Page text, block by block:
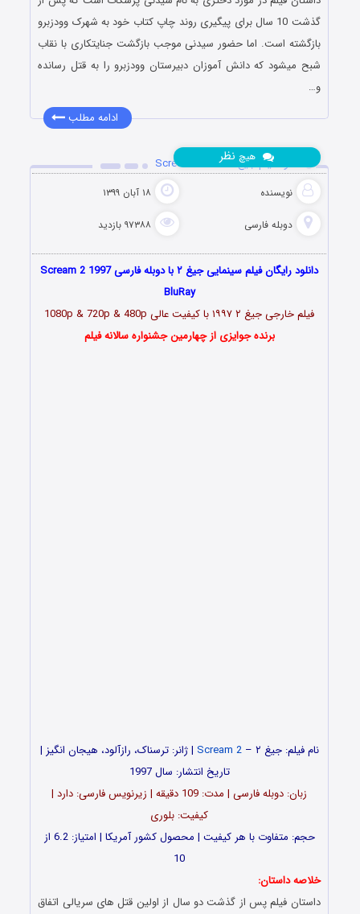
گذشت 10 سال برای پیگیری روند چاپ کتاب خود به شهرک وودزبرو
بازگشته است. اما حضور سیدنی موجب بازگشت جنایتکاری با نقاب
شبح میشود که دانش ‌آموزان دبیرستان وودزبرو را به قتل رسانده
و…
ادامه مطلب
دانلود فیلم جیغ ۲ Scream 2 1997
نویسنده ۱۸ آبان ۱۳۹۹
دوبله فارسی ۹۷۳۸۸ بازدید
هیچ نظر
دانلود رایگان فیلم سینمایی جیغ ۲ با دوبله فارسی Scream 2 1997
BluRay
فیلم خارجی جیغ ۲ ۱۹۹۷ با کیفیت عالی 1080p & 720p & 480p
برنده جوایزی از چهارمین جشنواره سالانه فیلم
نام فیلم: جیغ ۲ – Scream 2 | ژانر: ترسناک، رازآلود، هیجان انگیز |
تاریخ انتشار: سال 1997
زبان: دوبله فارسی | مدت: 109 دقیقه | زیرنویس فارسی: دارد |
کیفیت: بلوری
حجم: متفاوت با هر کیفیت | محصول کشور آمریکا | امتیاز: 6.2 از
10
خلاصه داستان:
داستان فیلم پس از گذشت دو سال از اولین قتل ‌های سریالی اتفاق